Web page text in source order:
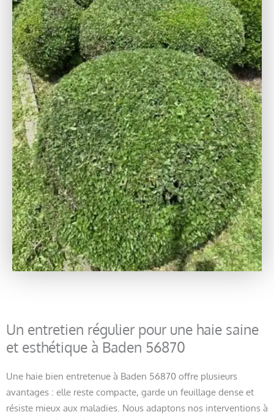
Un entretien régulier pour une haie saine
et esthétique à Baden 56870
Une haie bien entretenue à Baden 56870 offre plusieurs
avantages : elle reste compacte, garde un feuillage dense et
résiste mieux aux maladies. Nous adaptons nos interventions à